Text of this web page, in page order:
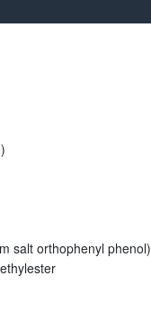
salt orthophenyl phenol)